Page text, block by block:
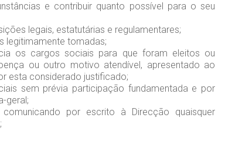
e contribuir quanto possível para o seu
legais, estatutárias e regulamentares;
legitimamente tomadas;
os cargos sociais para que foram eleitos ou
ou outro motivo atendível, apresentado ao
esta considerado justificado;
sem prévia participação fundamentada e por
geral;
por escrito à Direcção quaisquer